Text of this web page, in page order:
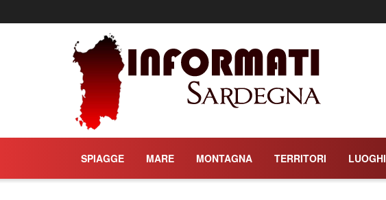
SPIAGGE MARE MONTAGNA TERRITORI LUOGHI